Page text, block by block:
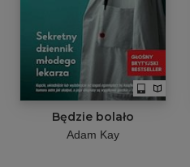
Będzie bolało
Adam Kay